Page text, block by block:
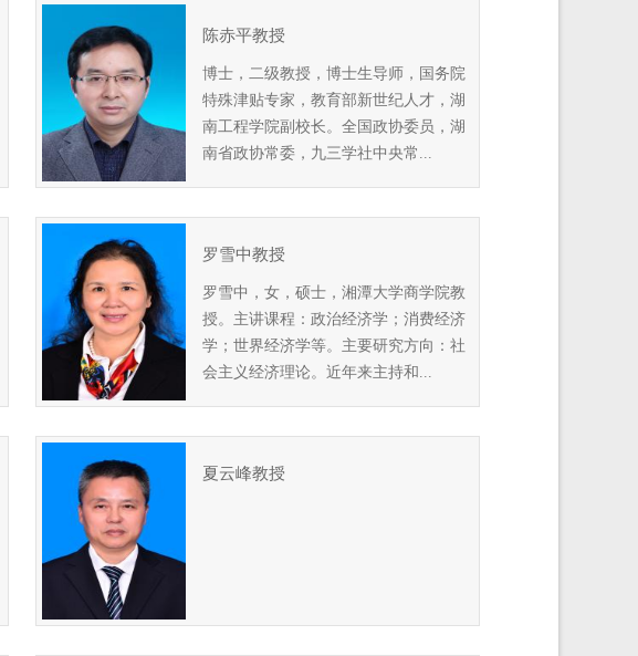
陈赤平教授
博士，二级教授，博士生导师，国务院
特殊津贴专家，教育部新世纪人才，湖
南工程学院副校长。全国政协委员，湖
南省政协常委，九三学社中央常...
罗雪中教授
罗雪中，女，硕士，湘潭大学商学院教
授。主讲课程：政治经济学；消费经济
学；世界经济学等。主要研究方向：社
会主义经济理论。近年来主持和...
夏云峰教授